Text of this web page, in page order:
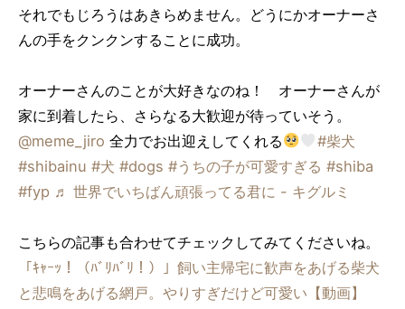
それでもじろうはあきらめません。どうにかオーナーさ
んの手をクンクンすることに成功。
オーナーさんのことが大好きなのね！ オーナーさんが
家に到着したら、さらなる大歓迎が待っていそう。
@meme_jiro 全力でお出迎えしてくれる
#柴犬
#shibainu #犬 #dogs #うちの子が可愛すぎる #shiba
#fyp ♬ 世界でいちばん頑張ってる君に - キグルミ
こちらの記事も合わせてチェックしてみてくださいね。
「ｷｬｰｯ！（ﾊﾞﾘﾊﾞﾘ！）」飼い主帰宅に歓声をあげる柴犬
と悲鳴をあげる網戸。やりすぎだけど可愛い【動画】